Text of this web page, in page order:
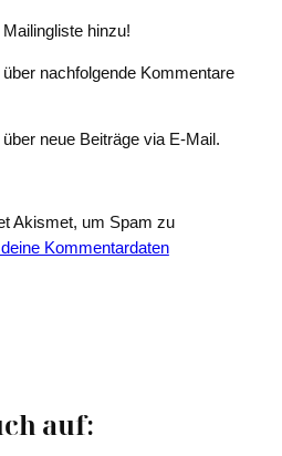
hinzu!
nachfolgende Kommentare
neue Beiträge via E-Mail.
Akismet, um Spam zu
Kommentardaten
auf: